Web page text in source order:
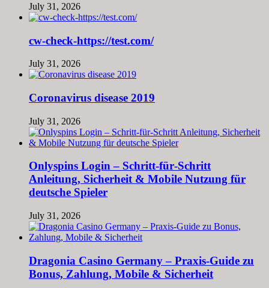
July 31, 2026
cw-check-https://test.com/
July 31, 2026
Coronavirus disease 2019
July 31, 2026
Onlyspins Login – Schritt‑für‑Schritt
Anleitung, Sicherheit & Mobile Nutzung für
deutsche Spieler
July 31, 2026
Dragonia Casino Germany – Praxis‑Guide zu
Bonus, Zahlung, Mobile & Sicherheit